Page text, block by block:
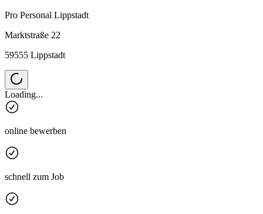
Pro Personal Lippstadt
Marktstraße 22
59555 Lippstadt
Loading...
online bewerben
schnell zum Job